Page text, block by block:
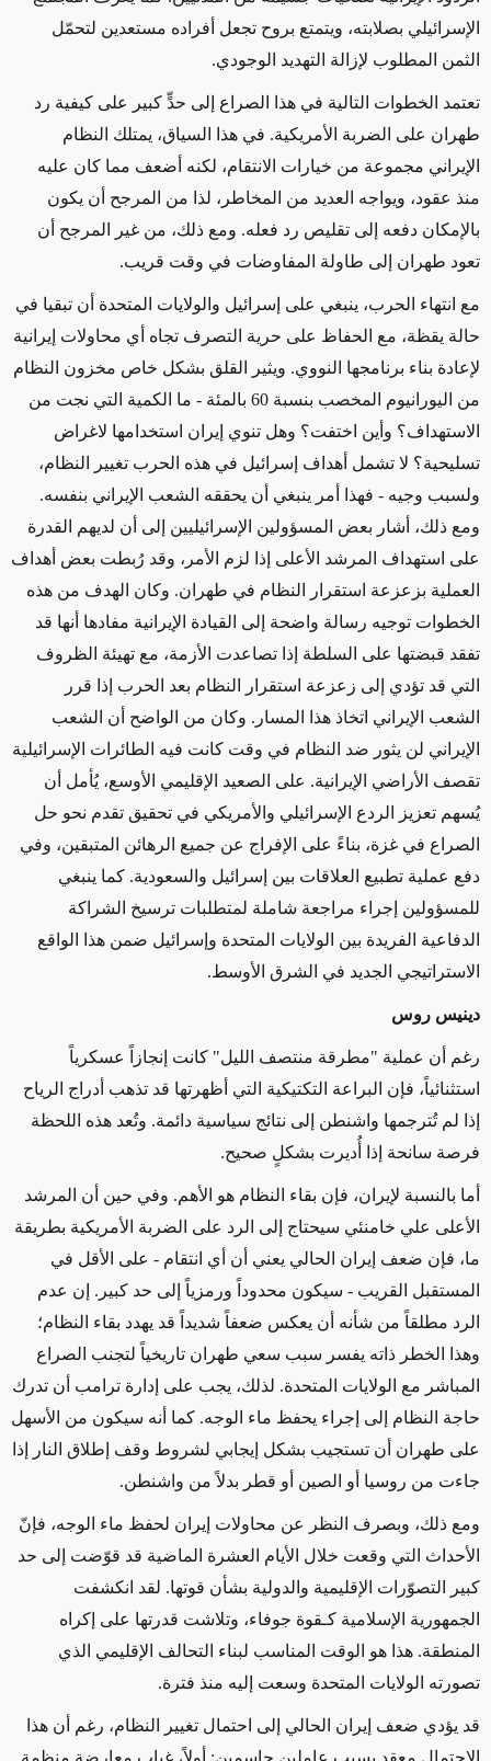
الإسرائيلي بصلابته، ويتمتع بروح تجعل أفراده مستعدين لتحمّل
الثمن المطلوب لإزالة التهديد الوجودي.
تعتمد الخطوات التالية في هذا الصراع إلى حدٍّ كبير على كيفية رد
طهران على الضربة الأمريكية. في هذا السياق، يمتلك النظام
الإيراني مجموعة من خيارات الانتقام، لكنه أضعف مما كان عليه
منذ عقود، ويواجه العديد من المخاطر، لذا من المرجح أن يكون
بالإمكان دفعه إلى تقليص رد فعله. ومع ذلك، من غير المرجح أن
تعود طهران إلى طاولة المفاوضات في وقت قريب.
مع انتهاء الحرب، ينبغي على إسرائيل والولايات المتحدة أن تبقيا في
حالة يقظة، مع الحفاظ على حرية التصرف تجاه أي محاولات إيرانية
لإعادة بناء برنامجها النووي. ويثير القلق بشكل خاص مخزون النظام
من اليورانيوم المخصب بنسبة 60 بالمئة - ما الكمية التي نجت من
الاستهداف؟ وأين اختفت؟ وهل تنوي إيران استخدامها لاغراض
تسليحية؟ لا تشمل أهداف إسرائيل في هذه الحرب تغيير النظام،
ولسبب وجيه - فهذا أمر ينبغي أن يحققه الشعب الإيراني بنفسه.
ومع ذلك، أشار بعض المسؤولين الإسرائيليين إلى أن لديهم القدرة
على استهداف المرشد الأعلى إذا لزم الأمر، وقد رُبطت بعض أهداف
العملية بزعزعة استقرار النظام في طهران. وكان الهدف من هذه
الخطوات توجيه رسالة واضحة إلى القيادة الإيرانية مفادها أنها قد
تفقد قبضتها على السلطة إذا تصاعدت الأزمة، مع تهيئة الظروف
التي قد تؤدي إلى زعزعة استقرار النظام بعد الحرب إذا قرر
الشعب الإيراني اتخاذ هذا المسار. وكان من الواضح أن الشعب
الإيراني لن يثور ضد النظام في وقت كانت فيه الطائرات الإسرائيلية
تقصف الأراضي الإيرانية. على الصعيد الإقليمي الأوسع، يُأمل أن
يُسهم تعزيز الردع الإسرائيلي والأمريكي في تحقيق تقدم نحو حل
الصراع في غزة، بناءً على الإفراج عن جميع الرهائن المتبقين، وفي
دفع عملية تطبيع العلاقات بين إسرائيل والسعودية. كما ينبغي
للمسؤولين إجراء مراجعة شاملة لمتطلبات ترسيخ الشراكة
الدفاعية الفريدة بين الولايات المتحدة وإسرائيل ضمن هذا الواقع
الاستراتيجي الجديد في الشرق الأوسط.
دينيس روس
رغم أن عملية "مطرقة منتصف الليل" كانت إنجازاً عسكرياً
استثنائياً، فإن البراعة التكتيكية التي أظهرتها قد تذهب أدراج الرياح
إذا لم تُترجمها واشنطن إلى نتائج سياسية دائمة. وتُعد هذه اللحظة
فرصة سانحة إذا أُديرت بشكلٍ صحيح.
أما بالنسبة لإيران، فإن بقاء النظام هو الأهم. وفي حين أن المرشد
الأعلى علي خامنئي سيحتاج إلى الرد على الضربة الأمريكية بطريقة
ما، فإن ضعف إيران الحالي يعني أن أي انتقام - على الأقل في
المستقبل القريب - سيكون محدوداً ورمزياً إلى حد كبير. إن عدم
الرد مطلقاً من شأنه أن يعكس ضعفاً شديداً قد يهدد بقاء النظام؛
وهذا الخطر ذاته يفسر سبب سعي طهران تاريخياً لتجنب الصراع
المباشر مع الولايات المتحدة. لذلك، يجب على إدارة ترامب أن تدرك
حاجة النظام إلى إجراء يحفظ ماء الوجه. كما أنه سيكون من الأسهل
على طهران أن تستجيب بشكل إيجابي لشروط وقف إطلاق النار إذا
جاءت من روسيا أو الصين أو قطر بدلاً من واشنطن.
ومع ذلك، وبصرف النظر عن محاولات إيران لحفظ ماء الوجه، فإنّ
الأحداث التي وقعت خلال الأيام العشرة الماضية قد قوّضت إلى حد
كبير التصوّرات الإقليمية والدولية بشأن قوتها. لقد انكشفت
الجمهورية الإسلامية كـقوة جوفاء، وتلاشت قدرتها على إكراه
المنطقة. هذا هو الوقت المناسب لبناء التحالف الإقليمي الذي
تصورته الولايات المتحدة وسعت إليه منذ فترة.
قد يؤدي ضعف إيران الحالي إلى احتمال تغيير النظام، رغم أن هذا
الاحتمال معقد بسبب عاملين حاسمين: أولاً، غياب معارضة منظمة